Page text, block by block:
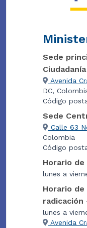
Sede
Ciudadanía
Avenida
DC,
Código
Sede
Calle 63
Colombia
Código
Horario
lunes a
Horario
radicación
lunes a
Avenida